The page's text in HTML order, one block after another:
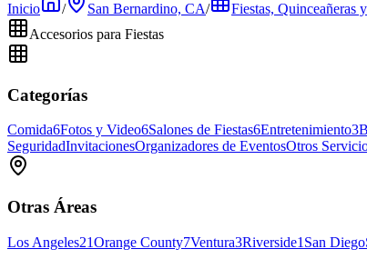
Inicio
/ San Bernardino, CA/ Fiestas, Quinceañeras
Accesorios para Fiestas
Categorías
Comida6Fotos y Video6Salones de Fiestas6Entretenimiento3
SeguridadInvitacionesOrganizadores de EventosOtros
Otras Áreas
Los Angeles21Orange County7Ventura3Riverside1 San Diego